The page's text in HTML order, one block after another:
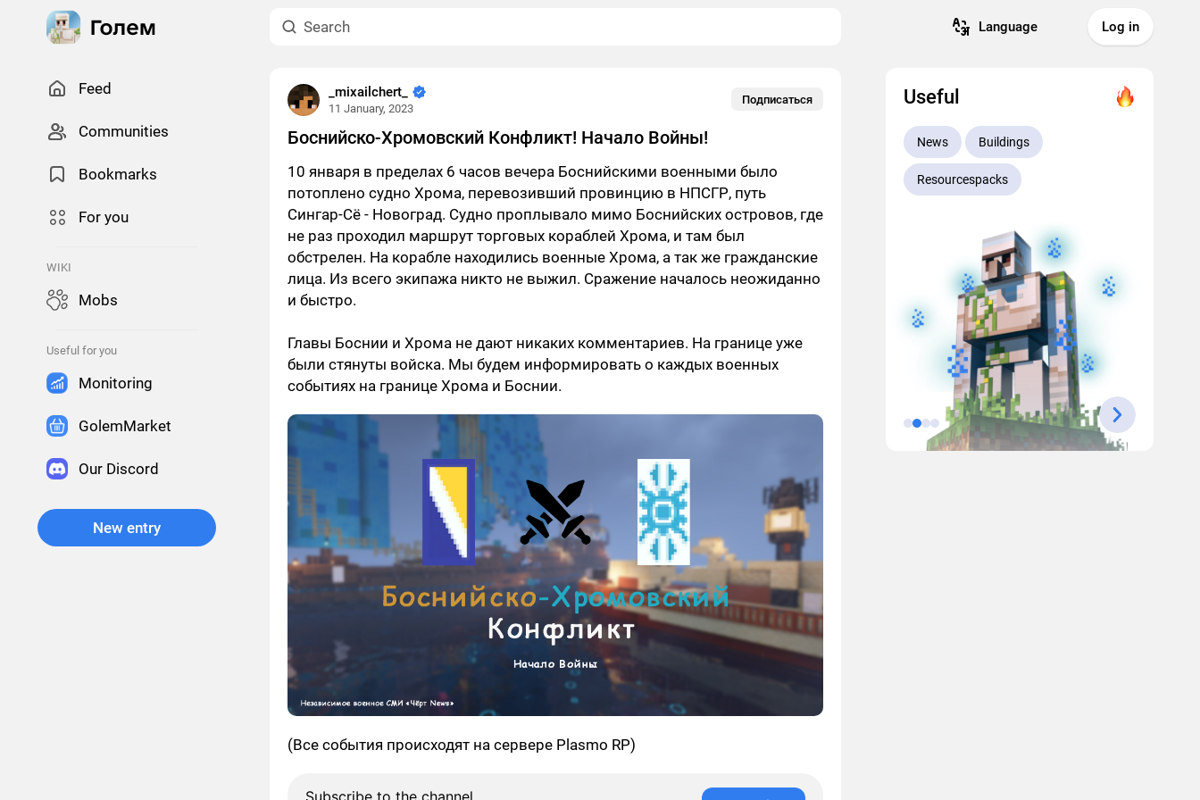
Language Log in
Feed
Сommunities
Bookmarks
For you
WIKI
Mobs
Useful for you
Monitoring
GolemMarket
Our Discord
New entry
_mixailchert_
11 January, 2023
Подписаться
Боснийско-Хромовский Конфликт! Начало Войны!
10 января в пределах 6 часов вечера Боснийскими военными было
потоплено судно Хрома, перевозивший провинцию в НПСГР, путь
Сингар-Сё - Новоград. Судно проплывало мимо Боснийских островов, где
не раз проходил маршрут торговых кораблей Хрома, и там был
обстрелен. На корабле находились военные Хрома, а так же гражданские
лица. Из всего экипажа никто не выжил. Сражение началось неожиданно
и быстро.
Главы Боснии и Хрома не дают никаких комментариев. На границе уже
были стянуты войска. Мы будем информировать о каждых военных
событиях на границе Хрома и Боснии.
(Все события происходят на сервере Plasmo RP)
Subscribe to the channel,
Useful
News Buildings
Resourcespacks